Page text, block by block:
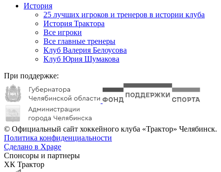
История
25 лучших игроков и тренеров в истории клуба
История Трактора
Все игроки
Все главные тренеры
Клуб Валерия Белоусова
Клуб Юрия Шумакова
При поддержке:
© Официальный сайт хоккейного клуба «Трактор» Челябинск.
Политика конфиденциальности
Сделано в Xpage
Спонсоры и партнеры
ХК Трактор